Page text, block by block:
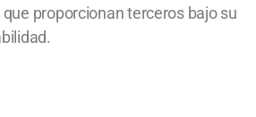
proporcionan terceros bajo su